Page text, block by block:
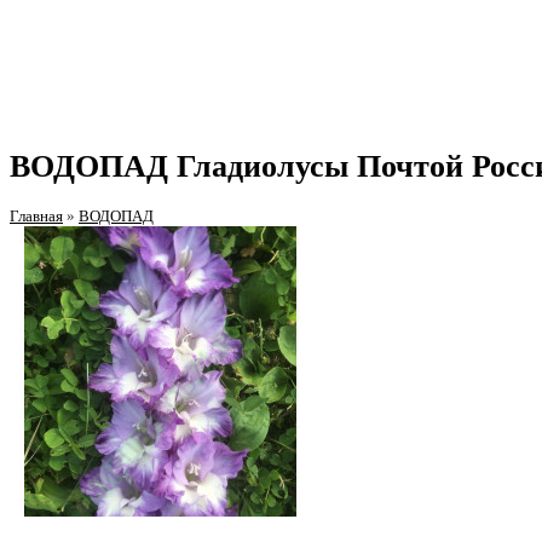
ВОДОПАД Гладиолусы Почтой
Главная » ВОДОПАД